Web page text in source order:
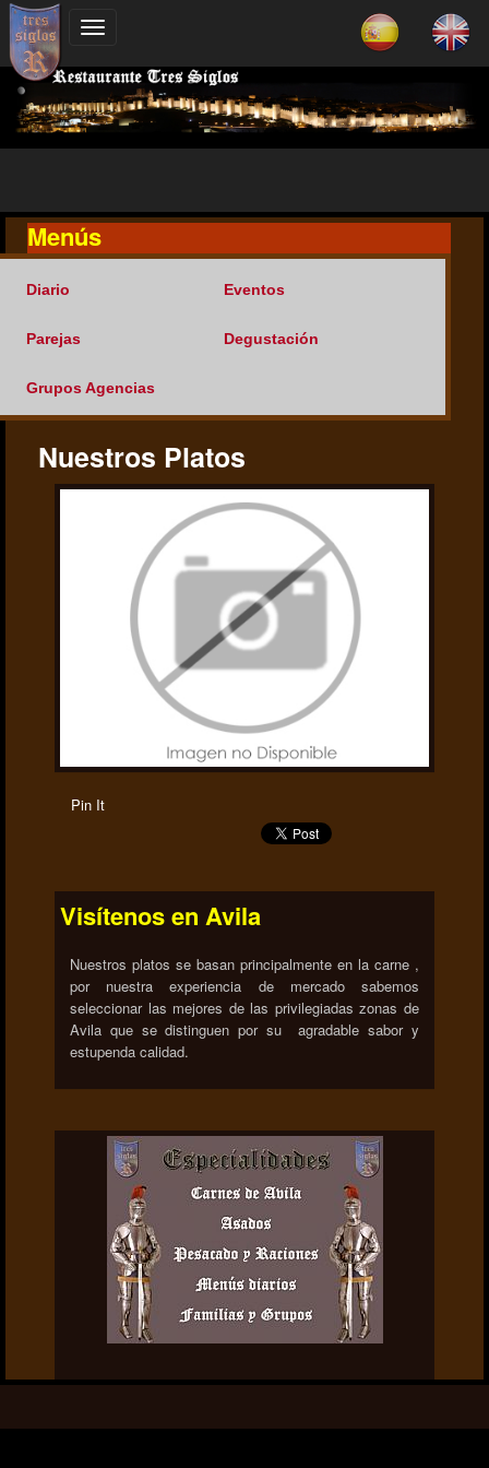
Menús
Diario Eventos
Parejas Degustación
Grupos Agencias
Nuestros Platos
Pin It
Visítenos en Avila
Nuestros platos se basan principalmente en la carne ,
por nuestra experiencia de mercado sabemos
seleccionar las mejores de las privilegiadas zonas de
Avila que se distinguen por su agradable sabor y
estupenda calidad.